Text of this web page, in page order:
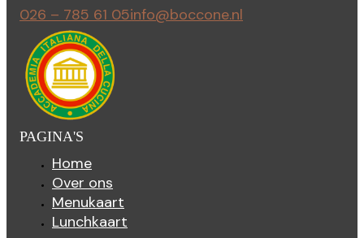
026 – 785 61 05info@boccone.nl
PAGINA'S
Home
Over ons
Menukaart
Lunchkaart